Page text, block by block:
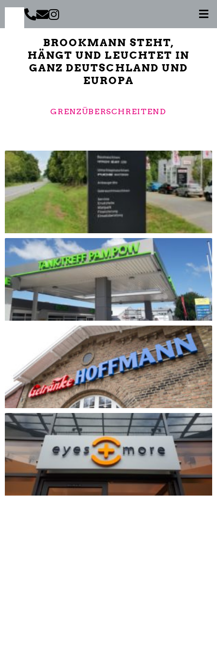
Zum
springen
BROOKMANN STEHT,
HÄNGT UND LEUCHTET IN
GANZ DEUTSCHLAND UND
EUROPA
GRENZÜBERSCHREITEND